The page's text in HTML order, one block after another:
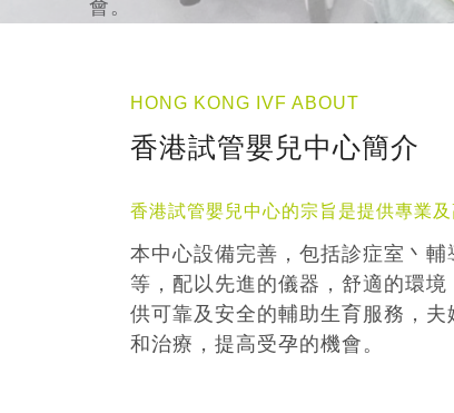
HONG KONG IVF ABOUT
香港試管嬰兒中心簡介
香港試管嬰兒中心的宗旨是提供專業
本中心設備完善，包括診症室丶
等，配以先進的儀器，舒適的環
供可靠及安全的輔助生育服務，
和治療，提高受孕的機會。